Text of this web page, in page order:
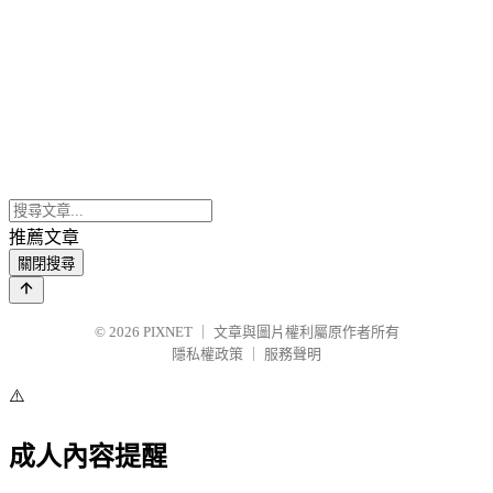
推薦文章
關閉搜尋
© 2026 PIXNET
文章與圖片權利屬原作者所有
隱私權政策
服務聲明
⚠️
成人內容提醒